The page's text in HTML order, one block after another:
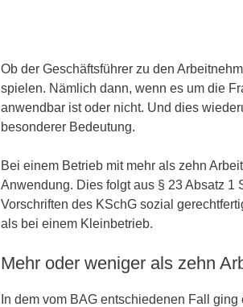
Ob der Geschäftsführer zu den
spielen. Nämlich dann, wenn es um die
anwendbar ist oder nicht. Und dies
besonderer Bedeutung.
Bei einem Betrieb mit mehr als zehn
Anwendung. Dies folgt aus § 23 Absatz 1
Vorschriften des KSchG sozial
als bei einem Kleinbetrieb.
Mehr oder weniger als zehn
In dem vom BAG entschiedenen Fall